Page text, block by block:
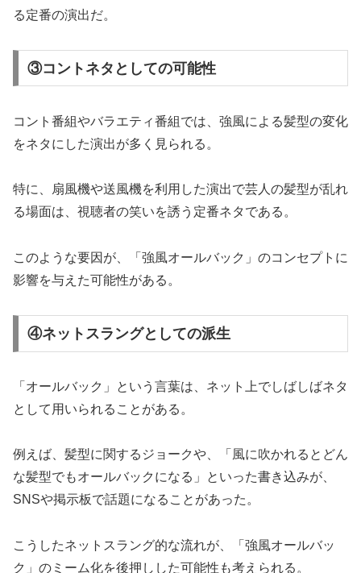
る定番の演出だ。
③コントネタとしての可能性
コント番組やバラエティ番組では、強風による髪型の変化
をネタにした演出が多く見られる。
特に、扇風機や送風機を利用した演出で芸人の髪型が乱れ
る場面は、視聴者の笑いを誘う定番ネタである。
このような要因が、「強風オールバック」のコンセプトに
影響を与えた可能性がある。
④ネットスラングとしての派生
「オールバック」という言葉は、ネット上でしばしばネタ
として用いられることがある。
例えば、髪型に関するジョークや、「風に吹かれるとどん
な髪型でもオールバックになる」といった書き込みが、
SNSや掲示板で話題になることがあった。
こうしたネットスラング的な流れが、「強風オールバッ
ク」のミーム化を後押しした可能性も考えられる。